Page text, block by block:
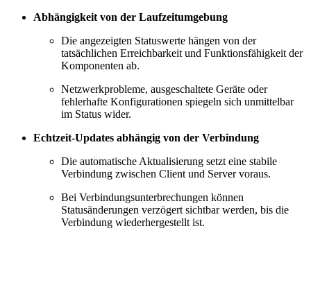
Abhängigkeit von der Laufzeitumgebung
Die angezeigten Statuswerte hängen von der
tatsächlichen Erreichbarkeit und Funktionsfähigkeit der
Komponenten ab.
Netzwerkprobleme, ausgeschaltete Geräte oder
fehlerhafte Konfigurationen spiegeln sich unmittelbar
im Status wider.
Echtzeit-Updates abhängig von der Verbindung
Die automatische Aktualisierung setzt eine stabile
Verbindung zwischen Client und Server voraus.
Bei Verbindungsunterbrechungen können
Statusänderungen verzögert sichtbar werden, bis die
Verbindung wiederhergestellt ist.